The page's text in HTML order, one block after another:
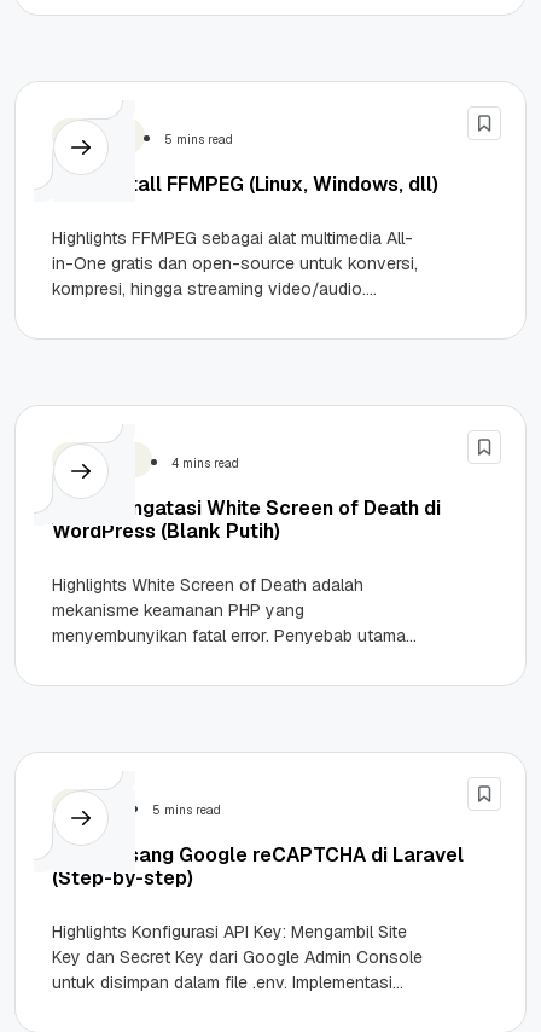
Teknologi 5 mins read
Cara Install FFMPEG (Linux, Windows, dll)
Highlights FFMPEG sebagai alat multimedia All-
in-One gratis dan open-source untuk konversi,
kompresi, hingga streaming video/audio.
sistem operasi mulai dari Windows,...
WordPress 4 mins read
Cara Mengatasi White Screen of Death di
WordPress (Blank Putih)
Highlights White Screen of Death adalah
mekanisme keamanan PHP yang
menyembunyikan fatal error. Penyebab utama
resource server. Solusi praktis di...
Tutorial 5 mins read
Cara Pasang Google reCAPTCHA di Laravel
(Step-by-step)
Highlights Konfigurasi API Key: Mengambil Site
Key dan Secret Key dari Google Admin Console
untuk disimpan dalam file .env. Implementasi